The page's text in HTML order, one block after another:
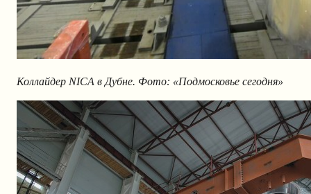
Коллайдер NICA в Дубне. Фото: «Подмосковье сегодня»